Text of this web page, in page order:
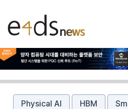
Physical AI HBM